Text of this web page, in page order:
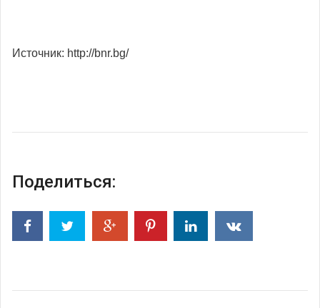
Источник: http://bnr.bg/
Поделиться: